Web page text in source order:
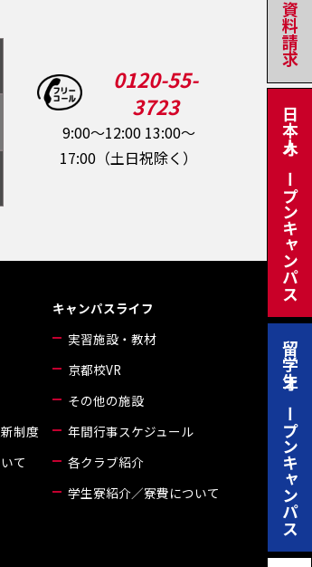
資料請求
日本人オープンキャンパス
留学生オープンキャンパス
0120-55-
3723
9:00～12:00 13:00～
17:00（土日祝除く）
制度
て
キャンパスライフ
実習施設・教材
京都校VR
その他の施設
年間行事スケジュール
各クラブ紹介
学生寮紹介／寮費について